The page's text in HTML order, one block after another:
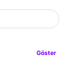
Göster